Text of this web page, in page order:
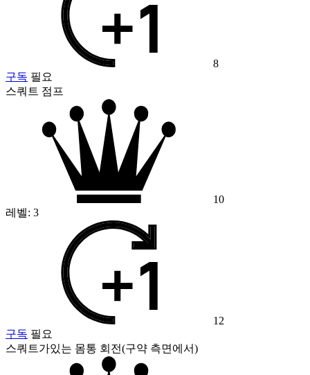
8
구독 필요
스쿼트 점프
10
레벨: 3
12
구독 필요
스쿼트가있는 몸통 회전(구약 측면에서)